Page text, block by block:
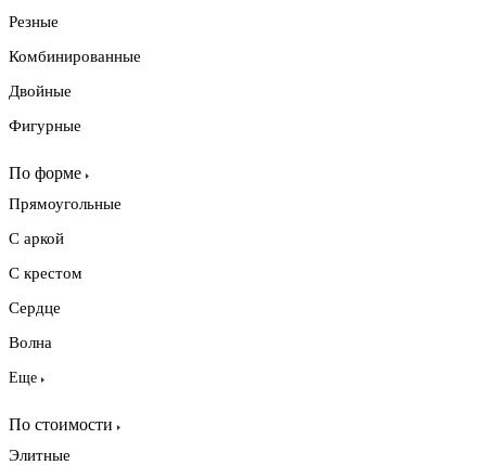
Резные
Комбинированные
Двойные
Фигурные
По форме
Прямоугольные
С аркой
С крестом
Сердце
Волна
Еще
По стоимости
Элитные